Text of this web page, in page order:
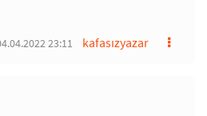
kafasızyazar
23:11